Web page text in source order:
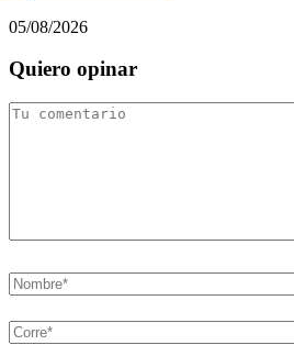
05/08/2026
Quiero opinar